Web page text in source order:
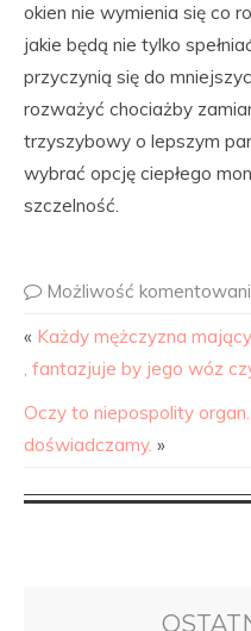
okien nie wymienia się co
jakie będą nie tylko
przyczynią się do
rozważyć chociażby
trzyszybowy o lepszym
wybrać opcję ciepłego
szczelność.
Możliwość
« Każdy mężczyzna
, fantazjuje by jego wóz
Oczy to niepospolity
doświadczamy. »